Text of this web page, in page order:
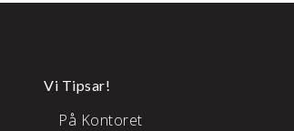
Vi Tipsar!
På Kontoret